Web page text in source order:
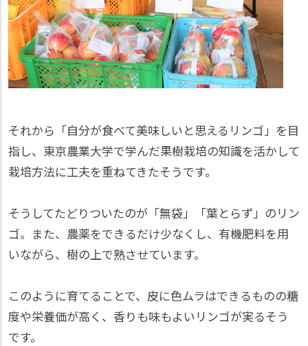
それから「自分が食べて美味しいと思えるリンゴ」を目
指し、東京農業大学で学んだ果樹栽培の知識を活かして
栽培方法に工夫を重ねてきたそうです。
そうしてたどりついたのが「無袋」「葉とらず」のリン
ゴ。また、農薬をできるだけ少なくし、有機肥料を用
いながら、樹の上で熟させています。
このように育てることで、皮に色ムラはできるものの糖
度や栄養価が高く、香りも味もよいリンゴが実るそう
です。